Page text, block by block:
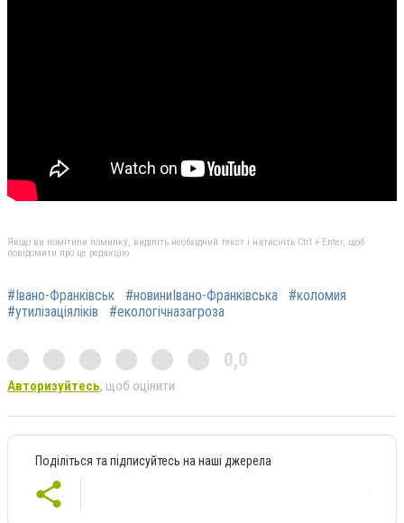
Якщо ви помітили помилку, виділіть необхідний текст і натисніть Ctrl + Enter, щоб
повідомити про це редакцію
#Івано-Франківськ #новиниІвано-Франківська
#коломия
#утилізаціяліків
#екологічназагроза
0,0
Авторизуйтесь, щоб оцінити
Поділіться та підписуйтесь на наші джерела